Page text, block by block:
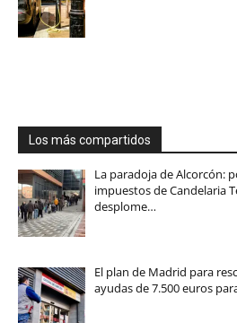
Los más compartidos
La paradoja de Alcorcón:
impuestos de Candelaria
desplome…
El plan de Madrid para
ayudas de 7.500 euros